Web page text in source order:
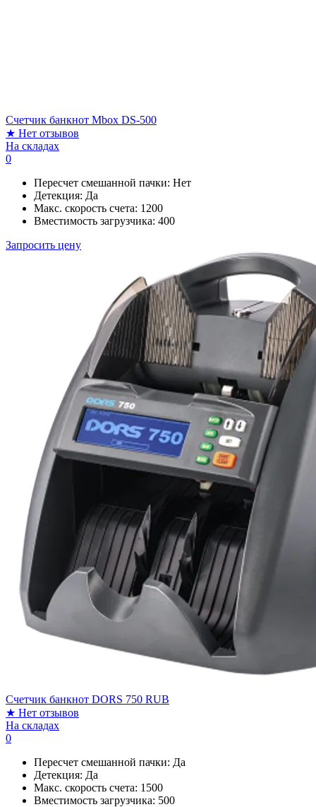
Счетчик банкнот Mbox DS-500
★ Нет отзывов
На складах
0
Пересчет смешанной пачки: Нет
Детекция: Да
Макс. скорость счета: 1200
Вместимость загрузчика: 400
Запросить цену
Счетчик банкнот DORS 750 RUB
★ Нет отзывов
На складах
0
Пересчет смешанной пачки: Да
Детекция: Да
Макс. скорость счета: 1500
Вместимость загрузчика: 500